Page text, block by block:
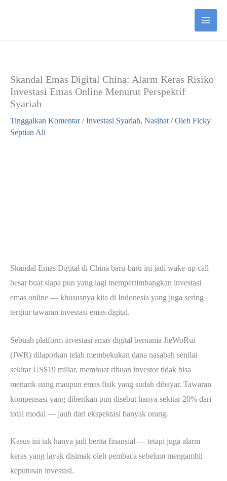
Skandal Emas Digital China: Alarm Keras Risiko
Investasi Emas Online Menurut Perspektif
Syariah
Tinggalkan Komentar /Investasi Syariah, Nasihat / Oleh Ficky
Septian Ali
Skandal Emas Digital di China baru-baru ini jadi wake-up call
besar buat siapa pun yang lagi mempertimbangkan investasi
emas online — khususnya kita di Indonesia yang juga sering
tergiur tawaran investasi emas digital.
Sebuah platform investasi emas digital bernama JieWoRui
(JWR) dilaporkan telah membekukan dana nasabah senilai
sekitar US$19 miliar, membuat ribuan investor tidak bisa
menarik uang maupun emas fisik yang sudah dibayar. Tawaran
kompensasi yang diberikan pun disebut hanya sekitar 20% dari
total modal — jauh dari ekspektasi banyak orang.
Kasus ini tak hanya jadi berita finansial — tetapi juga alarm
keras yang layak disimak oleh pembaca sebelum mengambil
keputusan investasi.